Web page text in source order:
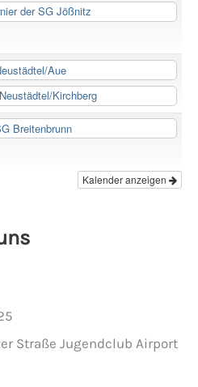
der SG Jößnitz
Aue
Kirchberg
Breitenbrunn
Kalender anzeigen
Straße Jugendclub Airport